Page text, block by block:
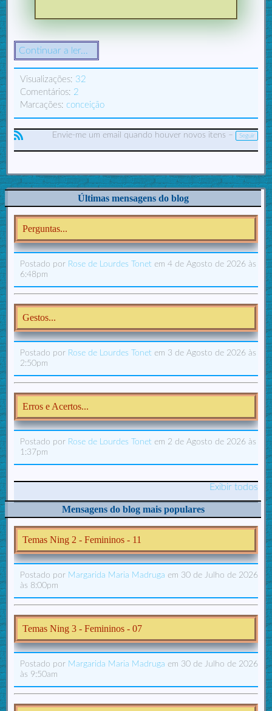
Continuar a ler...
Visualizações: 32
Comentários: 2
Marcações: conceição
Envie-me um email quando houver novos itens – Seguir
Últimas mensagens do blog
Perguntas...
Postado por Rose de Lourdes Tonet em 4 de Agosto de 2026 às
6:48pm
Gestos...
Postado por Rose de Lourdes Tonet em 3 de Agosto de 2026 às
2:50pm
Erros e Acertos...
Postado por Rose de Lourdes Tonet em 2 de Agosto de 2026 às
1:37pm
Exibir todos
Mensagens do blog mais populares
Temas Ning 2 - Femininos - 11
Postado por Margarida Maria Madruga em 30 de Julho de 2026
às 8:00pm
Temas Ning 3 - Femininos - 07
Postado por Margarida Maria Madruga em 30 de Julho de 2026
às 9:50am